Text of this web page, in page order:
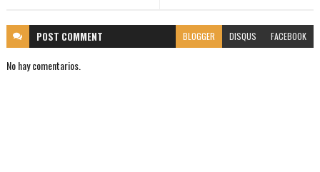
POST COMMENT BLOGGER DISQUS FACEBOOK
No hay comentarios.